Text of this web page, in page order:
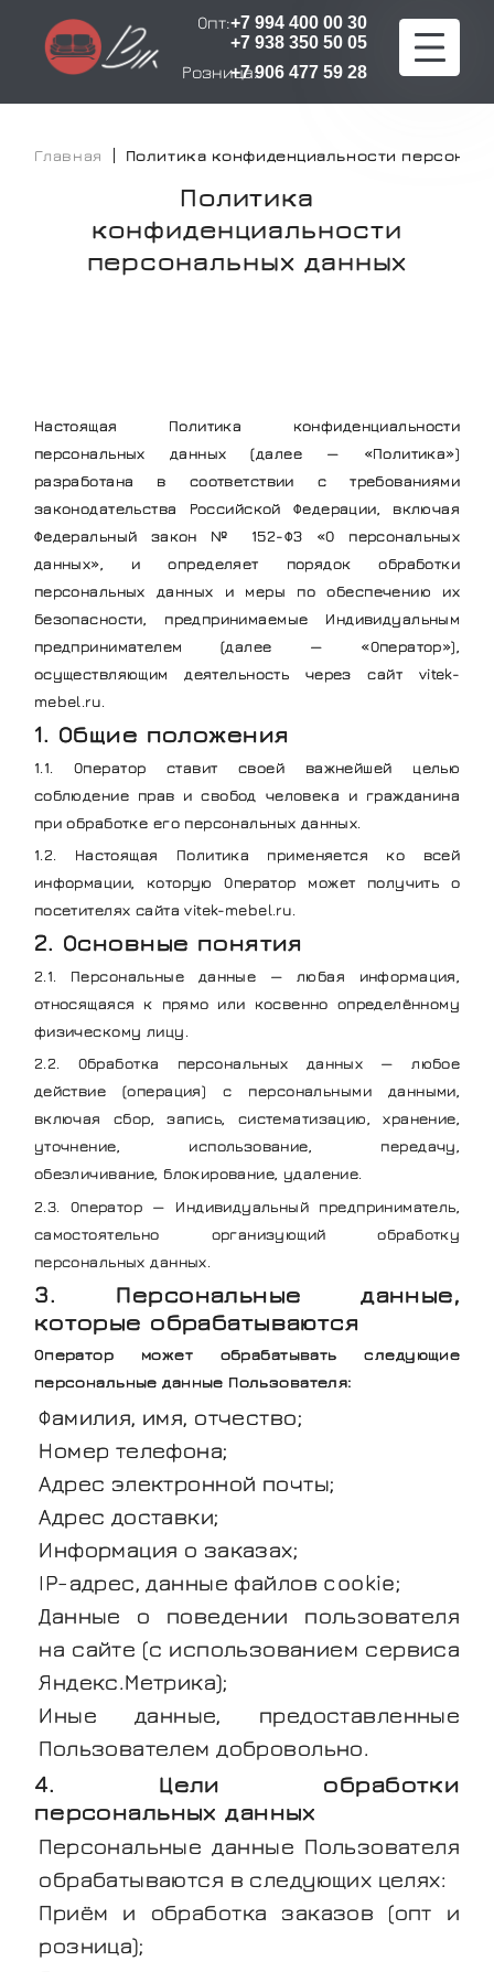
Опт:+7 994 400 00 30
+7 938 350 50 05
Розница:+7 906 477 59 28
Главная
Расчет стоимости
Сертификаты
Контакты
Главная Политика конфиденциальности
Политика
конфиденциальности
персональных данных
Настоящая Политика конфиденциальности
персональных данных (далее — «Политика»)
разработана в соответствии с требованиями
законодательства Российской Федерации, включая
Федеральный закон № 152-ФЗ «О персональных
данных», и определяет порядок обработки
персональных данных и меры по обеспечению их
безопасности, предпринимаемые Индивидуальным
предпринимателем (далее — «Оператор»),
осуществляющим деятельность через сайт vitek-
mebel.ru.
1. Общие положения
1.1. Оператор ставит своей важнейшей целью
соблюдение прав и свобод человека и гражданина
при обработке его персональных данных.
1.2. Настоящая Политика применяется ко всей
информации, которую Оператор может получить о
посетителях сайта vitek-mebel.ru.
2. Основные понятия
2.1. Персональные данные — любая информация,
относящаяся к прямо или косвенно определённому
физическому лицу.
2.2. Обработка персональных данных — любое
действие (операция) с персональными данными,
включая сбор, запись, систематизацию, хранение,
уточнение, использование, передачу,
обезличивание, блокирование, удаление.
2.3. Оператор — Индивидуальный предприниматель,
самостоятельно организующий обработку
персональных данных.
3. Персональные данные,
которые обрабатываются
Оператор может обрабатывать следующие
персональные данные Пользователя:
Фамилия, имя, отчество;
Номер телефона;
Адрес электронной почты;
Адрес доставки;
Информация о заказах;
IP-адрес, данные файлов cookie;
Данные о поведении пользователя
на сайте (с использованием сервиса
Яндекс.Метрика);
Иные данные, предоставленные
Пользователем добровольно.
4. Цели обработки
персональных данных
Персональные данные Пользователя
обрабатываются в следующих целях:
Приём и обработка заказов (опт и
розница);